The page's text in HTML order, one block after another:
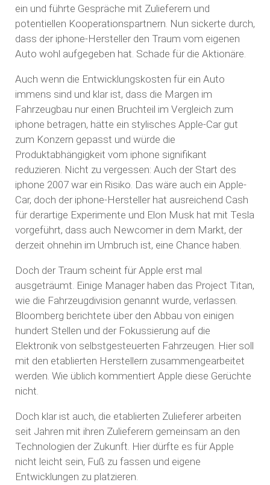
ein und führte Gespräche mit Zulieferern und
potentiellen Kooperationspartnern. Nun sickerte durch,
dass der iphone-Hersteller den Traum vom eigenen
Auto wohl aufgegeben hat. Schade für die Aktionäre.
Auch wenn die Entwicklungskosten für ein Auto
immens sind und klar ist, dass die Margen im
Fahrzeugbau nur einen Bruchteil im Vergleich zum
iphone betragen, hätte ein stylisches Apple-Car gut
zum Konzern gepasst und würde die
Produktabhängigkeit vom iphone signifikant
reduzieren. Nicht zu vergessen: Auch der Start des
iphone 2007 war ein Risiko. Das wäre auch ein Apple-
Car, doch der iphone-Hersteller hat ausreichend Cash
für derartige Experimente und Elon Musk hat mit Tesla
vorgeführt, dass auch Newcomer in dem Markt, der
derzeit ohnehin im Umbruch ist, eine Chance haben.
Doch der Traum scheint für Apple erst mal
ausgeträumt. Einige Manager haben das Project Titan,
wie die Fahrzeugdivision genannt wurde, verlassen.
Bloomberg berichtete über den Abbau von einigen
hundert Stellen und der Fokussierung auf die
Elektronik von selbstgesteuerten Fahrzeugen. Hier soll
mit den etablierten Herstellern zusammengearbeitet
werden. Wie üblich kommentiert Apple diese Gerüchte
nicht.
Doch klar ist auch, die etablierten Zulieferer arbeiten
seit Jahren mit ihren Zulieferern gemeinsam an den
Technologien der Zukunft. Hier dürfte es für Apple
nicht leicht sein, Fuß zu fassen und eigene
Entwicklungen zu platzieren.